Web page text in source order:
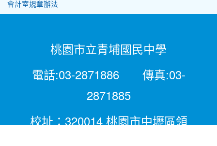
會計室規章辦法
桃園市立青埔國民中學
電話:03-2871886 傳真:03-
2871885
校址：320014 桃園市中壢區領